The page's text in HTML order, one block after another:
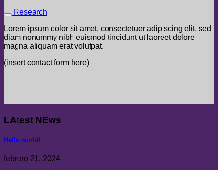
Research
Lorem ipsum dolor sit amet, consectetuer adipiscing elit, sed
diam nonummy nibh euismod tincidunt ut laoreet dolore
magna aliquam erat volutpat.
(insert contact form here)
LAtest NEws
Hello world!
febrero 21, 2024